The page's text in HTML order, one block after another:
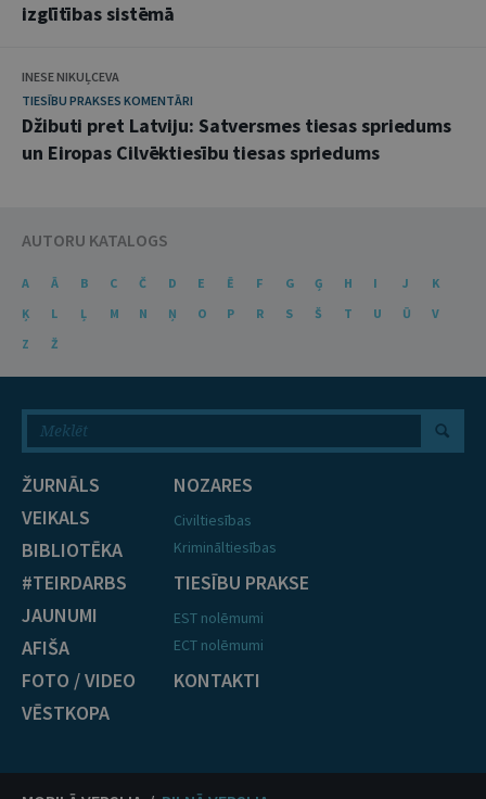
izglītības sistēmā
INESE NIKUĻCEVA
TIESĪBU PRAKSES KOMENTĀRI
Džibuti pret Latviju: Satversmes tiesas spriedums
un Eiropas Cilvēktiesību tiesas spriedums
AUTORU KATALOGS
A Ā B C Č D E Ē F G Ģ H I J
K
Ķ
L Ļ M N Ņ O P R S Š T U Ū
V
Z
Ž
ŽURNĀLS
VEIKALS
BIBLIOTĒKA
#TEIRDARBS
JAUNUMI
AFIŠA
FOTO / VIDEO
VĒSTKOPA
NOZARES
Civiltiesības
Krimināltiesības
TIESĪBU PRAKSE
EST nolēmumi
ECT nolēmumi
KONTAKTI